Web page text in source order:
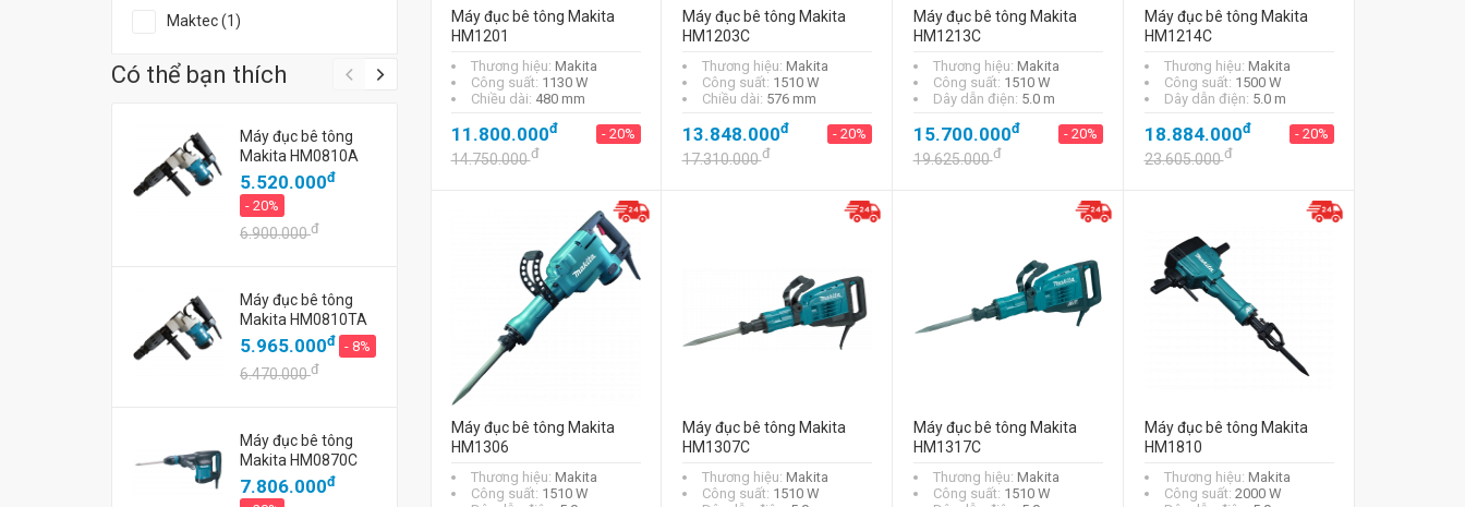
Maktec (1)
Có thể bạn thích
Máy đục bê tông
Makita HM0810A
5.520.000đ
- 20%
6.900.000đ
Máy đục bê tông
Makita HM0810TA
5.965.000đ - 8%
6.470.000đ
Máy đục bê tông
Makita HM0870C
7.806.000đ
Máy đục bê tông
Makita HM0871C
11.330.000đ
Máy đục bê tông
Makita HM1201
11.800.000
Máy đục bê tông Makita
HM1201
Thương hiệu: Makita
Công suất: 1130 W
Chiều dài: 480 mm
11.800.000đ - 20%
14.750.000đ
Máy đục bê tông Makita
HM1203C
Thương hiệu: Makita
Công suất: 1510 W
Chiều dài: 576 mm
13.848.000đ - 20%
17.310.000đ
Máy đục bê tông Makita
HM1213C
Thương hiệu: Makita
Công suất: 1510 W
Dây dẫn điện: 5.0 m
15.700.000đ - 20%
19.625.000đ
Máy đục bê tông Makita
HM1214C
Thương hiệu: Makita
Công suất: 1500 W
Dây dẫn điện: 5.0 m
18.884.000đ - 20%
23.605.000đ
Máy đục bê tông Makita
HM1306
Thương hiệu: Makita
Công suất: 1510 W
Máy đục bê tông Makita
HM1307C
Thương hiệu: Makita
Công suất: 1510 W
Máy đục bê tông Makita
HM1317C
Thương hiệu: Makita
Công suất: 1510 W
Máy đục bê tông Makita
HM1810
Thương hiệu: Makita
Công suất: 2000 W